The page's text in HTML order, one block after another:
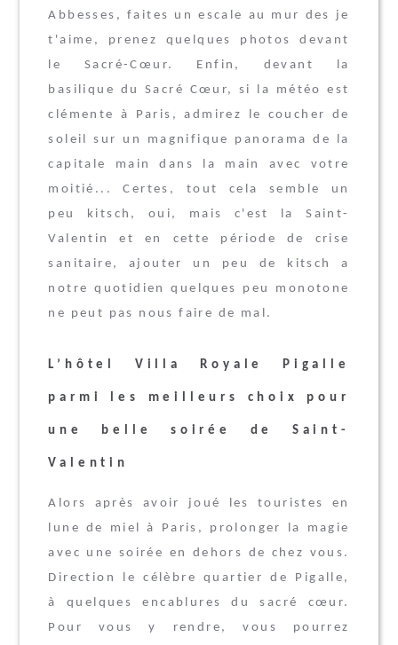
Abbesses, faites un escale au mur des je
t'aime, prenez quelques photos devant
leSacré-Cœur. Enfin, devant la
basilique du Sacré Cœur, si la météo est
clémente à Paris, admirez le coucher de
soleil sur un magnifique panorama de la
capitale main dans la main avec votre
moitié... Certes, tout cela semble un
peu kitsch, oui, mais c'est la Saint-
Valentin et en cette période de crise
sanitaire, ajouter un peu de kitsch a
notre quotidien quelques peu monotone
ne peut pas nous faire de mal.
L’hôtel Villa Royale Pigalle
parmi les meilleurs choix pour
une belle soirée de Saint-
Valentin
Alors après avoir joué les touristes en
lune de miel à Paris, prolonger la magie
avec une soirée en dehors de chez vous.
Direction le célèbre quartier de Pigalle,
à quelques encablures du sacré cœur.
Pour vous y rendre, vous pourrez